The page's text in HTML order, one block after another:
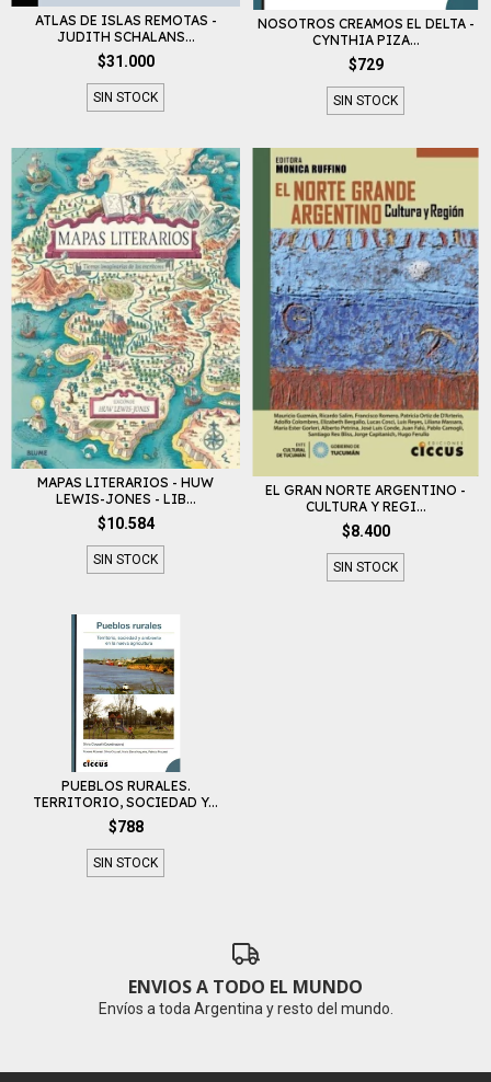
ATLAS DE ISLAS REMOTAS -
JUDITH SCHALANS...
$31.000
SIN STOCK
NOSOTROS CREAMOS EL DELTA -
CYNTHIA PIZA...
$729
SIN STOCK
MAPAS LITERARIOS - HUW
LEWIS-JONES - LIB...
$10.584
SIN STOCK
EL GRAN NORTE ARGENTINO -
CULTURA Y REGI...
$8.400
SIN STOCK
PUEBLOS RURALES.
TERRITORIO, SOCIEDAD Y...
$788
SIN STOCK
ENVIOS A TODO EL MUNDO
Envíos a toda Argentina y resto del mundo.